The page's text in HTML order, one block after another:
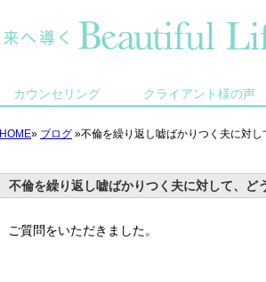
カウンセリング クライアント様の声
HOME» ブログ »不倫を繰り返し嘘ばかりつく夫に対
不倫を繰り返し嘘ばかりつく夫に対して、ど
ご質問をいただきました。